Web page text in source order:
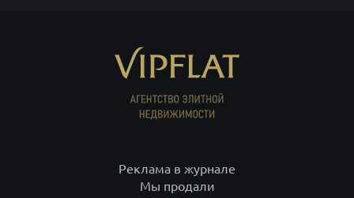
Реклама в журнале
Мы продали